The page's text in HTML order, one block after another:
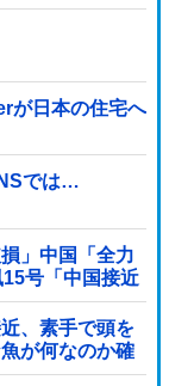
が日本の住宅へ
では…
」中国「全力
号「中国接近
が壊滅危機」
、素手で頭を
が何なのか確